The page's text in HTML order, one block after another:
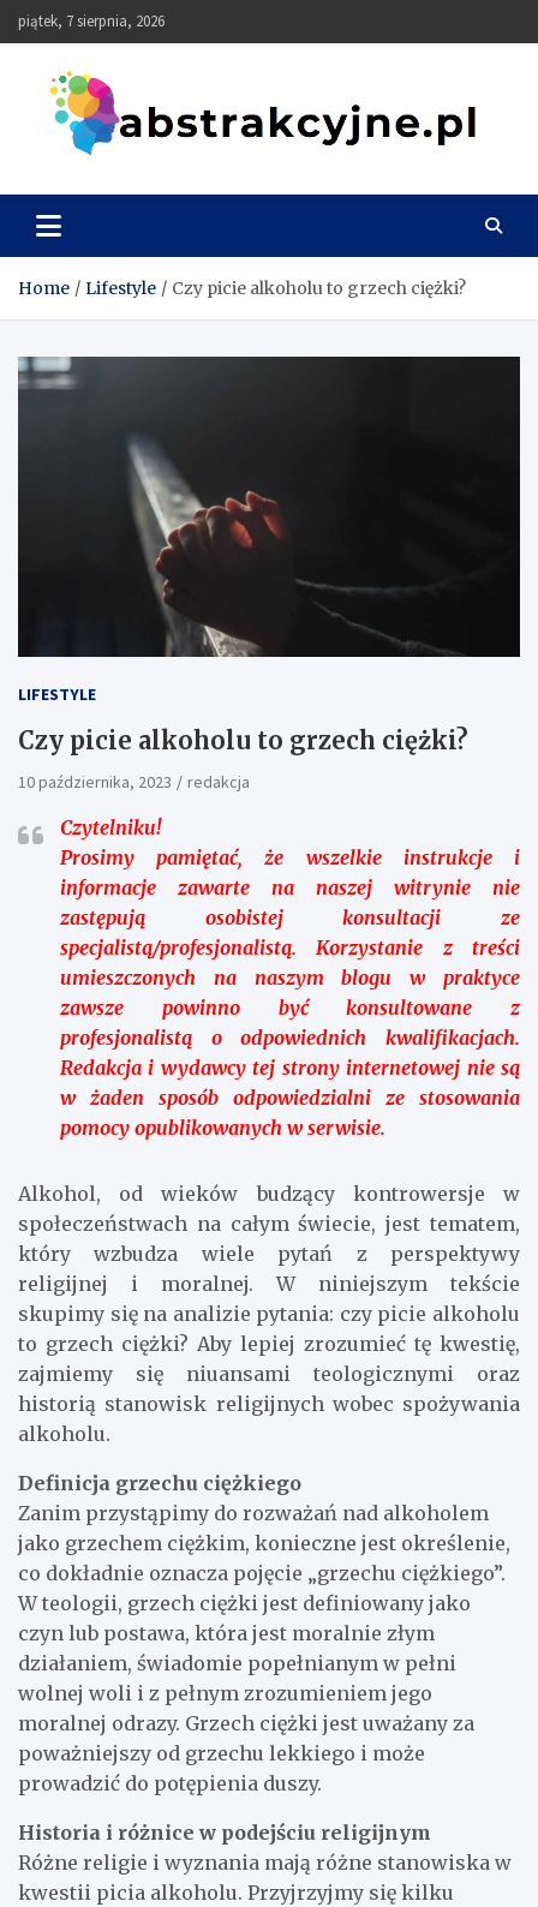
Skip
to
piątek, 7 sierpnia, 2026
Abstrakcyjne
Home Lifestyle Czy picie alkoholu to grzech ciężki?
LIFESTYLE
Czy picie alkoholu to grzech ciężki?
10 października, 2023 redakcja
Czytelniku!
Prosimy pamiętać, że wszelkie instrukcje i
informacje zawarte na naszej witrynie nie
zastępują osobistej konsultacji ze
specjalistą/profesjonalistą. Korzystanie z treści
umieszczonych na naszym blogu w praktyce
zawsze powinno być konsultowane z
profesjonalistą o odpowiednich kwalifikacjach.
Redakcja i wydawcy tej strony internetowej nie są
w żaden sposób odpowiedzialni ze stosowania
pomocy opublikowanych w serwisie.
Alkohol, od wieków budzący kontrowersje w
społeczeństwach na całym świecie, jest tematem,
który wzbudza wiele pytań z perspektywy
religijnej i moralnej. W niniejszym tekście
skupimy się na analizie pytania: czy picie alkoholu
to grzech ciężki? Aby lepiej zrozumieć tę kwestię,
zajmiemy się niuansami teologicznymi oraz
historią stanowisk religijnych wobec spożywania
alkoholu.
Definicja grzechu ciężkiego
Zanim przystąpimy do rozważań nad alkoholem
jako grzechem ciężkim, konieczne jest określenie,
co dokładnie oznacza pojęcie „grzechu ciężkiego”.
W teologii, grzech ciężki jest definiowany jako
czyn lub postawa, która jest moralnie złym
działaniem, świadomie popełnianym w pełni
wolnej woli i z pełnym zrozumieniem jego
moralnej odrazy. Grzech ciężki jest uważany za
poważniejszy od grzechu lekkiego i może
prowadzić do potępienia duszy.
Historia i różnice w podejściu religijnym
Różne religie i wyznania mają różne stanowiska w
kwestii picia alkoholu. Przyjrzyjmy się kilku